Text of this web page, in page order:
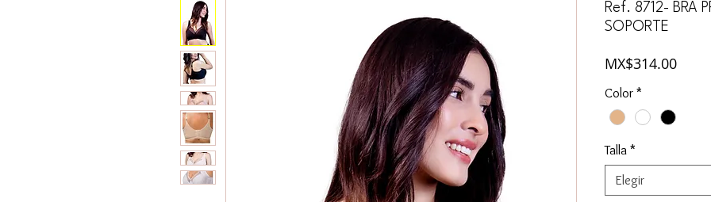
Ref. 8712- BRA
SOPORTE
MX$314.00Precio
Color *
Talla *
Elegir